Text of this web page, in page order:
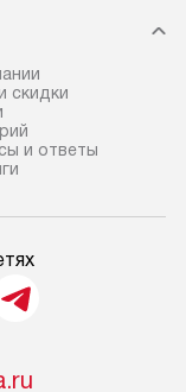
Готовые
от категории,
скидки
и ответы